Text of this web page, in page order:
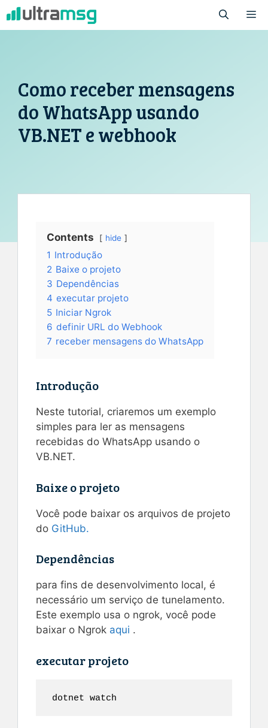
Pular
para
Como receber mensagens
do WhatsApp usando
VB.NET e webhook
Contents hide
1 Introdução
2 Baixe o projeto
3 Dependências
4 executar projeto
5 Iniciar Ngrok
6 definir URL do Webhook
7 receber mensagens do WhatsApp
Introdução
Neste tutorial, criaremos um exemplo
simples para ler as mensagens
recebidas do WhatsApp usando o
VB.NET.
Baixe o projeto
Você pode baixar os arquivos de projeto
do GitHub.
Dependências
para fins de desenvolvimento local, é
necessário um serviço de tunelamento.
Este exemplo usa o ngrok, você pode
baixar o Ngrok aqui .
executar projeto
dotnet watch